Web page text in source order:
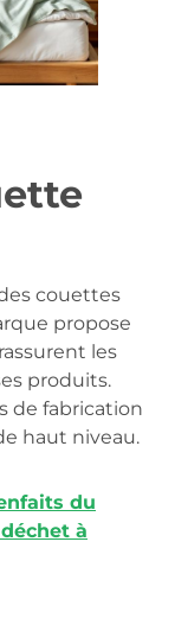
couettes
propose
les
produits.
de fabrication
haut niveau.
du
à